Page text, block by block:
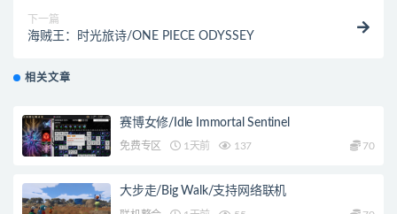
下一篇
海贼王：时光旅诗/ONE PIECE ODYSSEY
相关文章
赛博女修/Idle Immortal Sentinel
免费专区 1天前 137 70
大步走/Big Walk/支持网络联机